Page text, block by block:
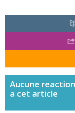
Aucune
a cet article